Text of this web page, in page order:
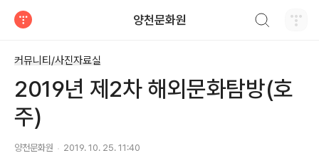
양천문화원
커뮤니티/사진자료실
2019년 제2차 해외문화탐방(호
주)
양천문화원 2019. 10. 25. 11:40